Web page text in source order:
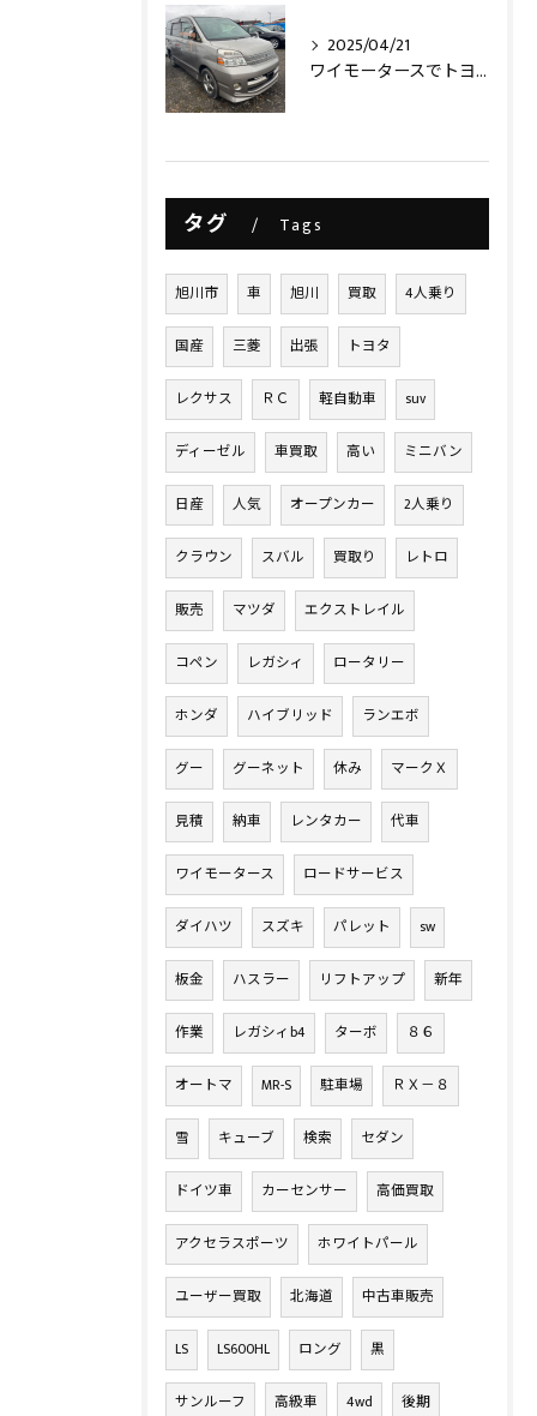
2025/04/21
ワイモータースでトヨタヴォクシー買取させて頂きました‼️
タグ Tags
旭川市 車 旭川 買取 4人乗り
国産 三菱 出張 トヨタ
レクサス ＲＣ 軽自動車 suv
ディーゼル 車買取 高い ミニバン
日産 人気 オープンカー 2人乗り
クラウン スバル 買取り レトロ
販売 マツダ エクストレイル
コペン レガシィ ロータリー
ホンダ ハイブリッド ランエボ
グー グーネット 休み マークＸ
見積 納車 レンタカー 代車
ワイモータース ロードサービス
ダイハツ スズキ パレット sw
板金 ハスラー リフトアップ 新年
作業 レガシィb4 ターボ ８６
オートマ MR-S 駐車場 ＲＸ－８
雪 キューブ 検索 セダン
ドイツ車 カーセンサー 高価買取
アクセラスポーツ ホワイトパール
ユーザー買取 北海道 中古車販売
LS LS600HL ロング 黒
サンルーフ 高級車 4wd 後期